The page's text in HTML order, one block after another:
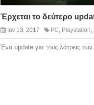
Έρχεται το δεύτερο
Ιαν 13, 2017 PC Playstation
Ένα update για τους λάτρεις